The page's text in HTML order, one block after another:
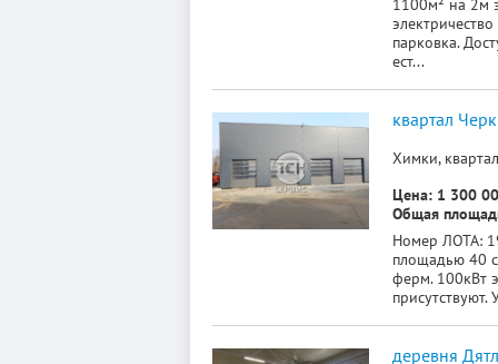
1100м² на 2м
парковка.
ест...
квартал
Химки,
Цена: 1 300
Общая
Номер ЛОТА:
площадью 40
ферм. 100кВт
деревня